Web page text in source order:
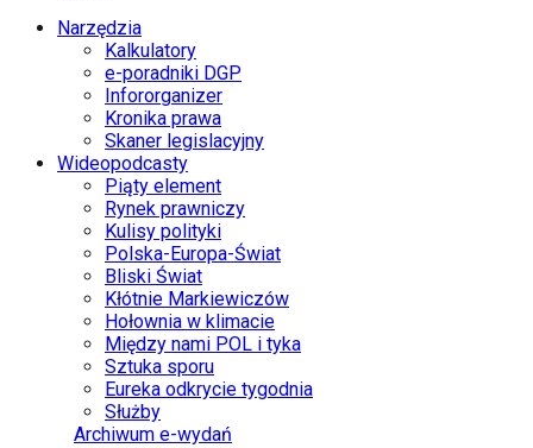
Narzędzia
Kalkulatory
e-poradniki DGP
Infororganizer
Kronika prawa
Skaner legislacyjny
Wideopodcasty
Piąty element
Rynek prawniczy
Kulisy polityki
Polska-Europa-Świat
Bliski Świat
Kłótnie Markiewiczów
Hołownia w klimacie
Między nami POL i tyka
Sztuka sporu
Eureka odkrycie tygodnia
Służby
Archiwum e-wydań